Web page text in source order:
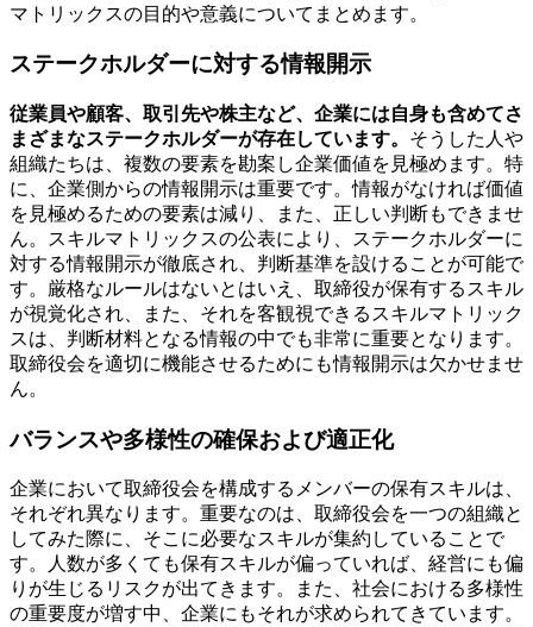
マトリックスの目的や意義についてまとめます。
ステークホルダーに対する情報開示
従業員や顧客、取引先や株主など、企業には自身も含めてさ
まざまなステークホルダーが存在しています。 そうした人や
組織たちは、複数の要素を勘案し企業価値を見極めます。特
に、企業側からの情報開示は重要です。情報がなければ価値
を見極めるための要素は減り、また、正しい判断もできませ
ん。スキルマトリックスの公表により、ステークホルダーに
対する情報開示が徹底され、判断基準を設けることが可能で
す。厳格なルールはないとはいえ、取締役が保有するスキル
が視覚化され、また、それを客観視できるスキルマトリック
スは、判断材料となる情報の中でも非常に重要となります。
取締役会を適切に機能させるためにも情報開示は欠かせませ
ん。
バランスや多様性の確保および適正化
企業において取締役会を構成するメンバーの保有スキルは、
それぞれ異なります。重要なのは、取締役会を一つの組織と
してみた際に、そこに必要なスキルが集約していることで
す。人数が多くても保有スキルが偏っていれば、経営にも偏
りが生じるリスクが出てきます。また、社会における多様性
の重要度が増す中、企業にもそれが求められてきています。